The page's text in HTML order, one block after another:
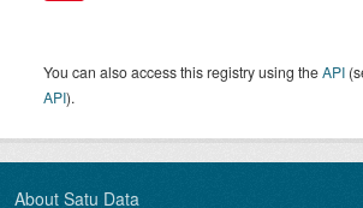
You can also access this registry using theAPI
API).
About Satu Data